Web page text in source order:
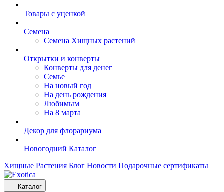
Товары с уценкой
Семена
Семена Хищных растений
Открытки и конверты
Конверты для денег
Семье
На новый год
На день рождения
Любимым
На 8 марта
Декор для флорариума
Новогодний Каталог
Хищные Растения Блог Новости Подарочные сертификаты
Каталог